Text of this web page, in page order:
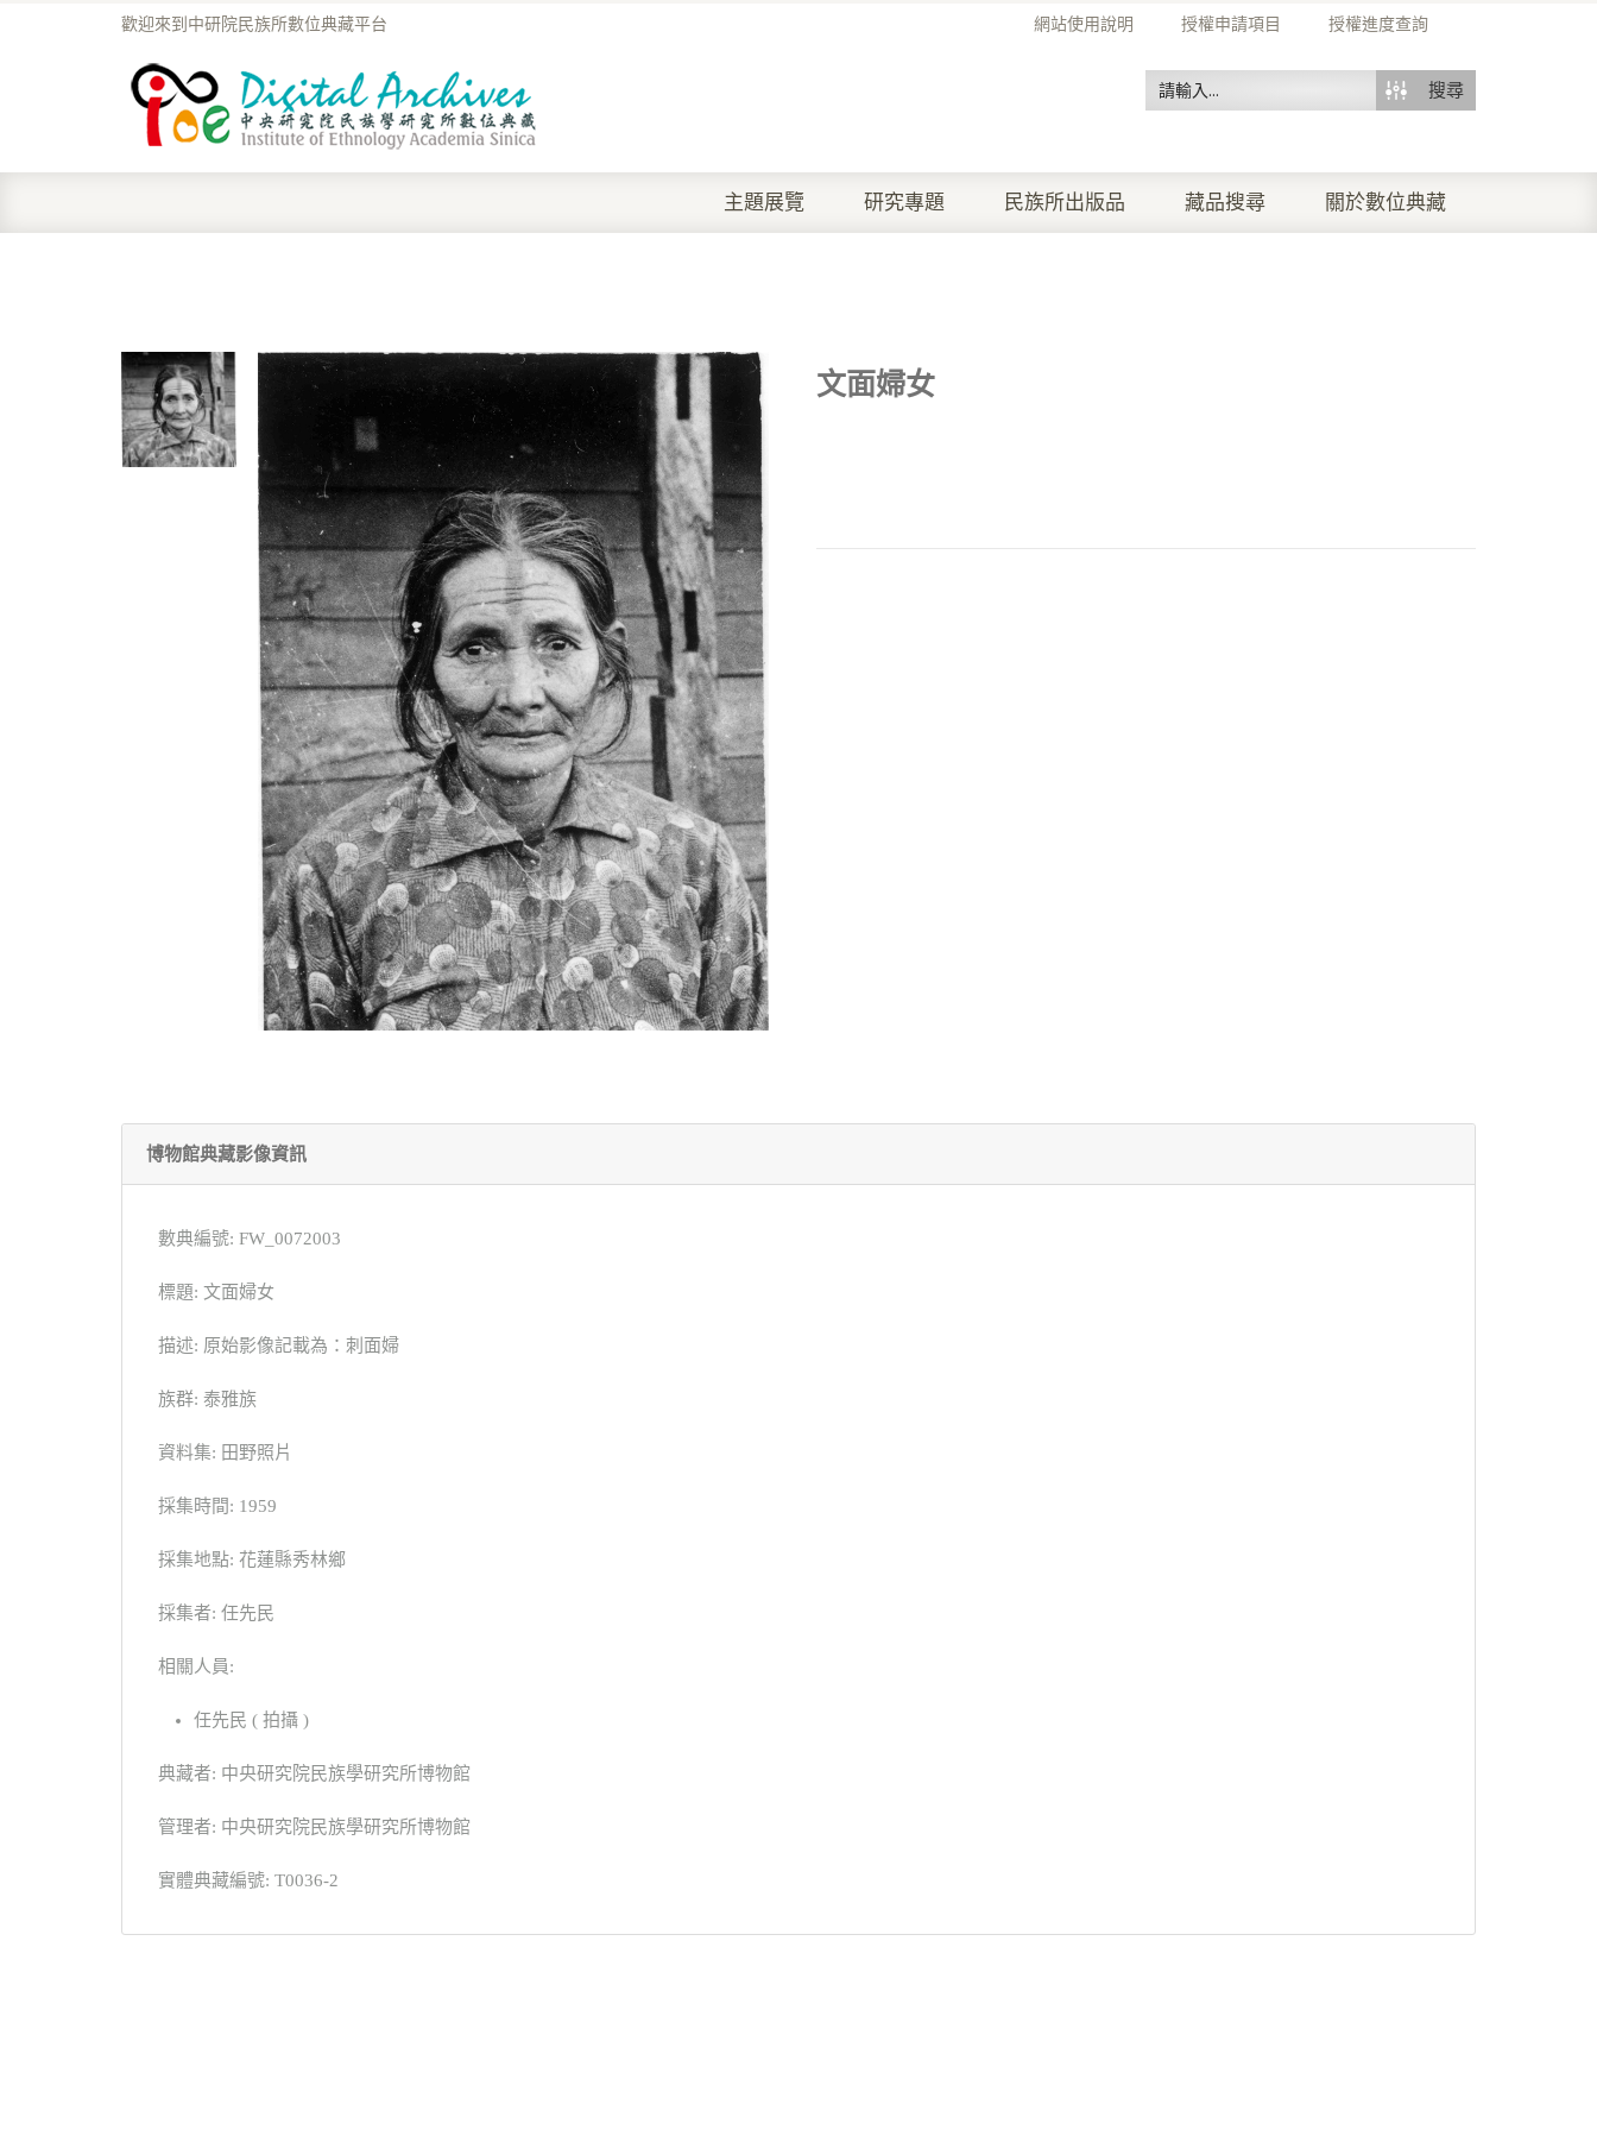
網站使用說明 授權申請項目 授權進度查詢
歡迎來到中研院民族所數位典藏平台
搜尋
主題展覽 研究專題 民族所出版品 藏品搜尋 關於數位典藏
文面婦女
博物館典藏影像資訊
數典編號: FW_0072003
標題: 文面婦女
描述: 原始影像記載為：刺面婦
族群: 泰雅族
資料集: 田野照片
採集時間: 1959
採集地點: 花蓮縣秀林鄉
採集者: 任先民
相關人員:
任先民 ( 拍攝 )
典藏者: 中央研究院民族學研究所博物館
管理者: 中央研究院民族學研究所博物館
實體典藏編號: T0036-2